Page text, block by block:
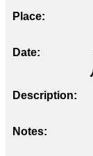
Place
Date
Description
Notes